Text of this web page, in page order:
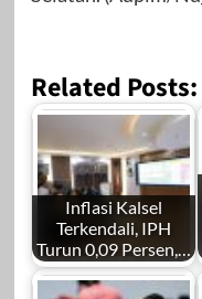
Related Posts:
Inflasi Kalsel
Terkendali, IPH
Turun 0,09 Persen,…